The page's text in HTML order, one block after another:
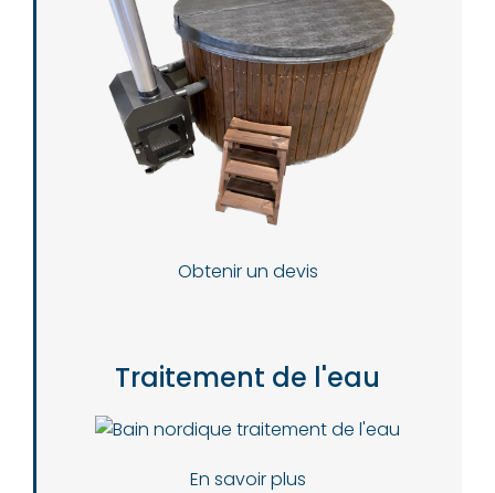
Obtenir un devis
Traitement de l'eau
En savoir plus